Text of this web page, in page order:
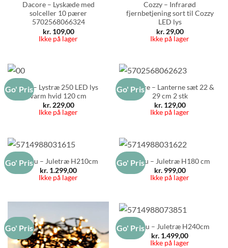
Dacore – Lyskæde med
solceller 10 pærer
5702568066324
kr.109,00
Ikke på lager
Cozzy – Infrarød
fjernbetjening sort til Cozzy
LED lys
kr.29,00
Ikke på lager
Go' PrisDay – Lystræ 250 LED lys
varm hvid 120 cm
kr.229,00
Ikke på lager
Go' Pris
Da’core – Lanterne sæt 22 &
29 cm 2 stk
kr.129,00
Ikke på lager
Go' PrisSchou – Juletræ H210cm
kr. 1.299,00
Ikke på lager
Go' PrisSchou – Juletræ H180 cm
kr.999,00
Ikke på lager
Go' Pris Go' PrisSchou – Juletræ H240cm
kr. 1.499,00
Ikke på lager